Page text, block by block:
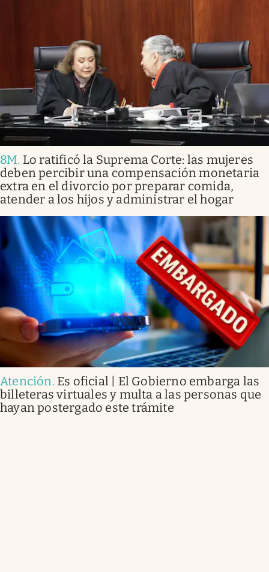
8M. Lo ratificó la Suprema Corte: las mujeres
deben percibir una compensación monetaria
extra en el divorcio por preparar comida,
atender a los hijos y administrar el hogar
Atención. Es oficial | El Gobierno embarga las
billeteras virtuales y multa a las personas que
hayan postergado este trámite